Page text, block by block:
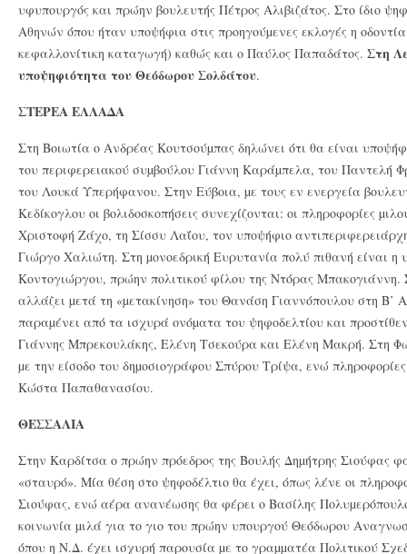
υφυπουργός και πρώην βουλευτής Πέτρος Αλιβιζάτος. Στο ίδιο
Αθηνών όπου ήταν υποψήφια στις προηγούµενες εκλογές η
κεφαλλονίτικη καταγωγή) καθώς και ο Παύλος Παπαδάτος. Στη
υποψηφιότητα του Θεόδωρου Σολδάτου.
ΣΤΕΡΕΑ ΕΛΛΑΔΑ
Στη Βοιωτία ο Ανδρέας Κουτσούµπας δηλώνει ότι θα είναι
του περιφερειακού συµβούλου Γιάννη Καράµπελα, του Παντελή
του Λουκά Υπερήφανου. Στην Εύβοια, µε τους εν ενεργεία
Κεδίκογλου οι βολιδοσκοπήσεις συνεχίζονται: οι πληροφορίες
Χριστοφή Ζάχο, τη Σίσσυ Λαΐου, τον υποψήφιο
Γιώργο Χαλιώτη. Στη µονοεδρική Ευρυτανία πολύ πιθανή είναι
Κοντογιώργου, πρώην πολιτικού φίλου της Ντόρας Μπακογιάννη.
αλλάζει µετά τη «µετακίνηση» του Θανάση Γιαννόπουλου στη Β’
παραµένει από τα ισχυρά ονόµατα του ψηφοδελτίου και
Γιάννης Μπρεκουλάκης, Ελένη Τσεκούρα και Ελένη Μακρή. Στη
µε την είσοδο του δηµοσιογράφου Σπύρου Τρίψα, ενώ
Κώστα Παπαθανασίου.
ΘΕΣΣΑΛΙΑ
Στην Καρδίτσα ο πρώην πρόεδρος της Βουλής Δηµήτρης Σιούφας
«σταυρό». Μία θέση στο ψηφοδέλτιο θα έχει, όπως λένε οι
Σιούφας, ενώ αέρα ανανέωσης θα φέρει ο Βασίλης
κοινωνία µιλά για το γιο του πρώην υπουργού Θεόδωρου
όπου η Ν.Δ. έχει ισχυρή παρουσία µε το γραµµατέα Πολιτικού